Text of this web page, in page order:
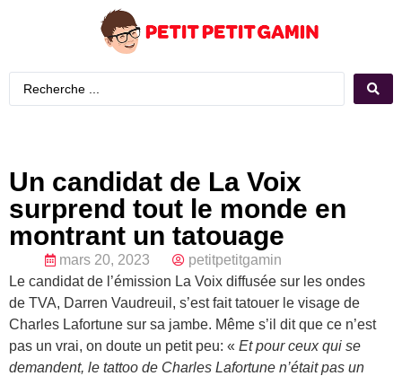
Un candidat de La Voix
surprend tout le monde en
montrant un tatouage
mars 20, 2023
petitpetitgamin
Le candidat de l’émission La Voix diffusée sur les ondes
de TVA, Darren Vaudreuil, s’est fait tatouer le visage de
Charles Lafortune sur sa jambe. Même s’il dit que ce n’est
pas un vrai, on doute un petit peu: « Et pour ceux qui se
demandent, le tattoo de Charles Lafortune n’était pas un